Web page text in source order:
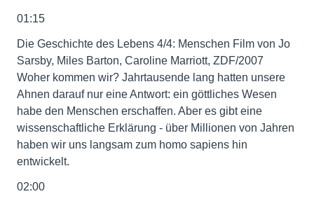
01:15
Die Geschichte des Lebens 4/4: Menschen Film von Jo
Sarsby, Miles Barton, Caroline Marriott, ZDF/2007
Woher kommen wir? Jahrtausende lang hatten unsere
Ahnen darauf nur eine Antwort: ein göttliches Wesen
habe den Menschen erschaffen. Aber es gibt eine
wissenschaftliche Erklärung - über Millionen von Jahren
haben wir uns langsam zum homo sapiens hin
entwickelt.
02:00